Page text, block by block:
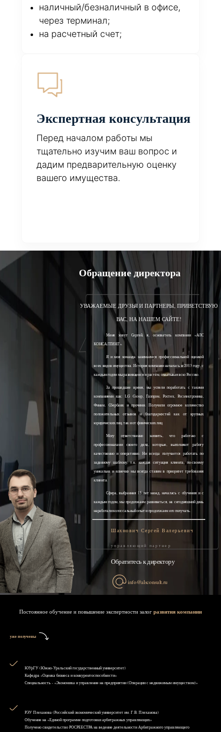
наличный/безналичный в офисе,
через терминал;
на расчетный счет;
Экспертная консультация
Перед началом работы мы
тщательно изучим ваш вопрос и
дадим предварительную оценку
вашего имущества.
Обращение директора
УВАЖАЕМЫЕ ДРУЗЬЯ И ПАРТНЕРЫ, ПРИВЕТСТВУЮ
ВАС, НА НАШЕМ САЙТЕ!
Меня зовут Сергей, я, основатель компании «АЛС
КОНСАЛТИНГ».
Я и моя команда занимаемся профессиональной оценкой
всех видов имущества. История компании началась в 2013 году, с
каждым годом мы развиваемся и растём, охватывая всю Россию.
За прошедшее время, мы успели поработать с такими
компаниями как: LG Group, Газпром, Ростех, Росэлектроника,
Финам, Сбербанк и прочими. Получили огромное количество
положительных отзывов и благодарностей как от крупных
юридических лиц, так и от физических лиц.
Могу ответственно заявить, что работаю с
профессионалами своего дела, которые, выполняют работу
качественно и оперативно. Ни всегда получается работать по
заданному шаблону, т.к. каждая ситуация клиента, по-своему
уникальна и конечно мы всегда ставим в приоритет требования
клиента.
Сфера, выбранная 15 лет назад, началась с обучения и с
каждым годом, мы продолжаем развиваться, на сегодняшний день
наработали колоссальный опыт и продолжаем его получать.
Шахнович Сергей Валерьевич
управляющий партнер
Обратитесь к директору
info@alsconsult.ru
Постоянное обучение и повышение экспертности залог развития компании
уже получены
ЮУрГУ (Южно-Уральский государственный университет)
Кафедра «Оценка бизнеса и конкурентоспособности»
Специальность - «Экономика и управление на предприятии (Операции с недвижимым имуществом)»
РЭУ Плеханова (Российский экономический университет им. Г.В. Плеханова)
Обучение на «Единой программе подготовки арбитражных управляющих»
Получено свидетельство РОСРЕЕСТРА на ведение деятельности Арбитражного управляющего